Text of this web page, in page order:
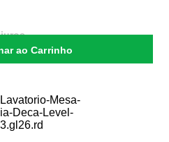
ao Carrinho